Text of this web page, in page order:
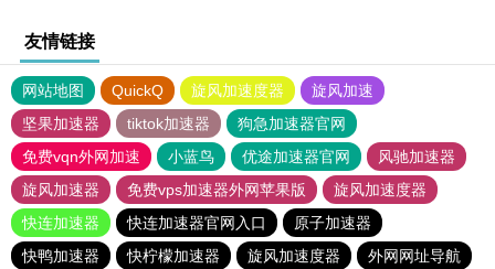
友情链接
网站地图 QuickQ 旋风加速度器
旋风加速
坚果加速器
tiktok加速器
狗急加速器官网
免费vqn外网加速
小蓝鸟 优途加速器官网
风驰加速器
旋风加速器
免费vps加速器外网苹果版
旋风加速度器
快连加速器
快连加速器官网入口
原子加速器
快鸭加速器
快柠檬加速器 旋风加速度器
外网网址导航